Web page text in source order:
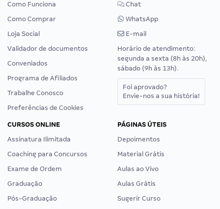
Como Funciona
Como Comprar
Loja Social
Validador de documentos
Conveniados
Programa de Afiliados
Trabalhe Conosco
Preferências de Cookies
Chat
WhatsApp
E-mail
Horário de atendimento:
segunda a sexta (8h às 20h),
sábado (9h às 13h).
Foi aprovado?
Envie-nos a sua história!
CURSOS ONLINE
Assinatura Ilimitada
Coaching para Concursos
Exame de Ordem
Graduação
Pós-Graduação
PÁGINAS ÚTEIS
Depoimentos
Material Grátis
Aulas ao Vivo
Aulas Grátis
Sugerir Curso